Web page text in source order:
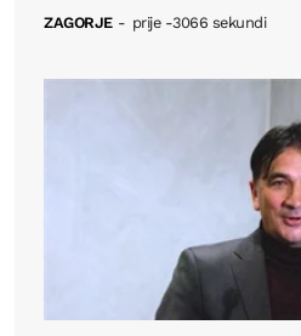
ZAGORJE - prije -3066 sekundi